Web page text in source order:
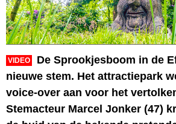
VIDEO
De Sprookjesboom in de
nieuwe stem. Het attractiepark
voice-over aan voor het
Stemacteur Marcel Jonker (47)